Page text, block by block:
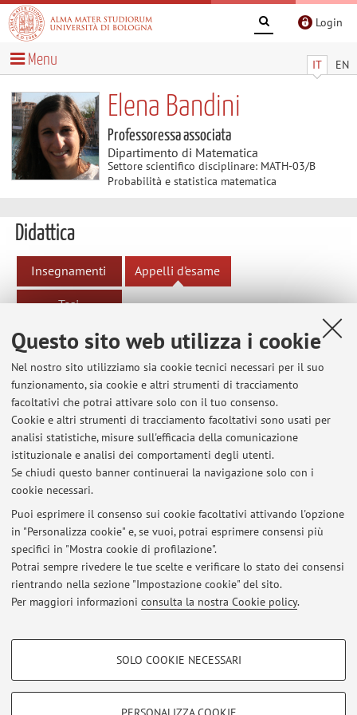
Questo sito web utilizza i cookie
Nel nostro sito utilizziamo sia cookie tecnici necessari per il suo
funzionamento, sia cookie e altri strumenti di tracciamento
facoltativi che potrai attivare solo con il tuo consenso.
Cookie e altri strumenti di tracciamento facoltativi sono usati per
analisi statistiche, misure sull'efficacia della comunicazione
istituzionale e analisi dei comportamenti degli utenti.
Se chiudi questo banner continuerai la navigazione solo con i
cookie necessari.
Puoi esprimere il consenso sui cookie facoltativi attivando l'opzione
in "Personalizza cookie" e, se vuoi, potrai esprimere consensi più
specifici in "Mostra cookie di profilazione".
Potrai sempre rivedere le tue scelte e verificare lo stato dei consensi
rientrando nella sezione "Impostazione cookie" del sito.
Per maggiori informazioni consulta la nostra Cookie policy.
COOKIE DI PROFILAZIONE - FACOLTATIVI
SOLO COOKIE NECESSARI
Login
IT EN
Menu
Elena Bandini
Professoressa associata
Dipartimento di Matematica
Settore scientifico disciplinare: MATH-03/B
Probabilità e statistica matematica
Didattica
Insegnamenti Appelli d'esame
Tesi
Appelli d'esame
Elenco degli appelli pubblicati sino ad oggi, suddivisi per
insegnamento. Per le informazioni dettagliate accedi ad
AlmaEsami.
81660 - COMPLEMENTI DI PROBABILITÀ E
STATISTICA MATEMATICA
Ultimi avvisi
Al momento non sono presenti avvisi.
Area riservata
Accedi tramiteloginper gestire tutti i contenuti del sito.